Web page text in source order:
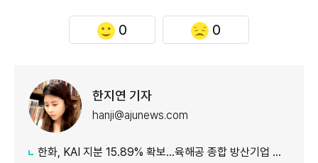
0 0
한지연 기자
hanji@ajunews.com
한화, KAI 지분 15.89% 확보…육해공 종합 방산기업 도약